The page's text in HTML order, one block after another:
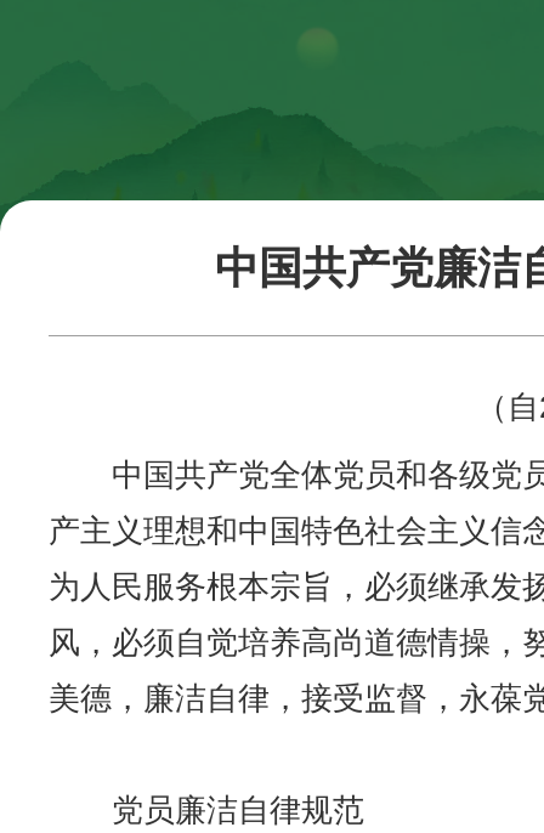
中国共产党廉洁
（
中国共产党全体党员和各级党
产主义理想和中国特色社会主义信
为人民服务根本宗旨，必须继承发
风，必须自觉培养高尚道德情操，
美德，廉洁自律，接受监督，永葆
党员廉洁自律规范